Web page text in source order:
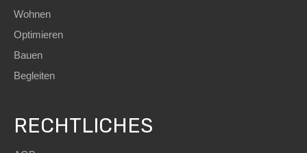
Wohnen
Optimieren
Bauen
Begleiten
RECHTLICHES